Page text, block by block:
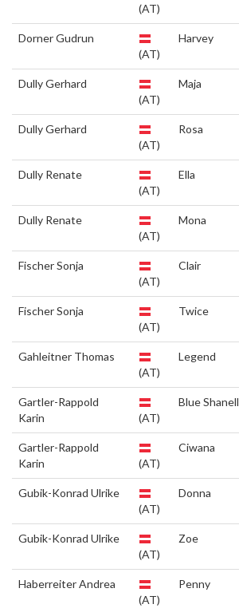
(AT)
Dorner Gudrun
(AT)
Harvey
Dully Gerhard
(AT)
Maja
Dully Gerhard
(AT)
Rosa
Dully Renate
(AT)
Ella
Dully Renate
(AT)
Mona
Fischer Sonja
(AT)
Clair
Fischer Sonja
(AT)
Twice
Gahleitner Thomas
(AT)
Legend
Gartler-Rappold
Karin
(AT)
Blue Shanell
Gartler-Rappold
Karin
(AT)
Ciwana
Gubik-Konrad Ulrike
(AT)
Donna
Gubik-Konrad Ulrike
(AT)
Zoe
Haberreiter Andrea
(AT)
Penny